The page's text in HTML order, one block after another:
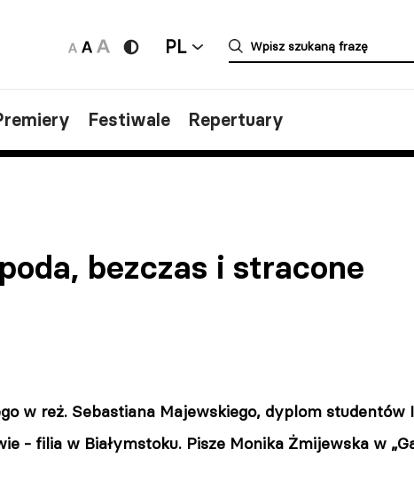
PL
Festiwale Repertuary
bezczas i stracone
w reż. Sebastiana Majewskiego, dyplom studentów
- filia w Białymstoku. Pisze Monika Żmijewska w